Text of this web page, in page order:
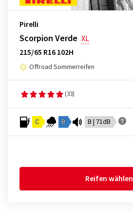
Pirelli
Scorpion Verde XL
215/65 R16 102H
Offroad Sommerreifen
(33)
C B B | 71dB
Reifen wählen